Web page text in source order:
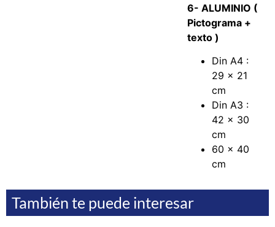
6- ALUMINIO (
Pictograma +
texto )
Din A4 :
29 x 21
cm
Din A3 :
42 x 30
cm
60 x 40
cm
También te puede interesar